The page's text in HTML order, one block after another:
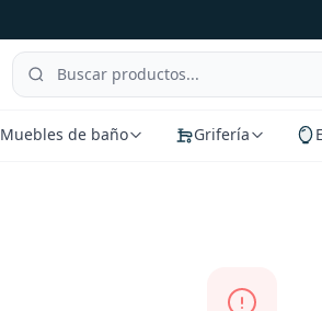
Muebles de baño Grifería